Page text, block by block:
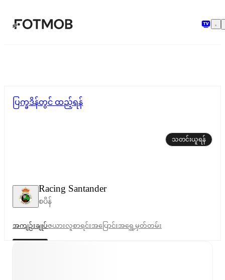
အဓိကအကြောင်းအရာသို့ ကျော်သွားရန်
Racing Santander
စပိန်
ပြက္ခဒိန်တွင် ထည့်ရန်
သတင်းယူရန်
အကျဉ်းချုပ်ဇယားလူစာရင်းအပြောင်းအရွှေ့ မှတ်တမ်း